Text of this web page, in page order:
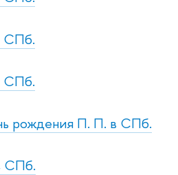
СПб.
СПб.
рождения П. П. в СПб.
СПб.